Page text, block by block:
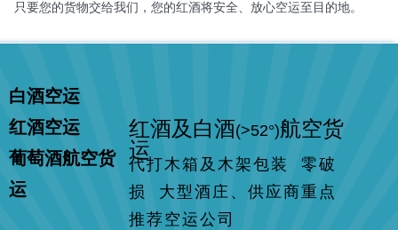
只要您的货物交给我们，您的红酒将安全、放心空运至目的地。
红酒及白酒(>52°)航空货
运
代打木箱及木架包装 零破
损 大型酒庄、供应商重点
推荐空运公司
白酒空运
红酒空运
葡萄酒航空货
运